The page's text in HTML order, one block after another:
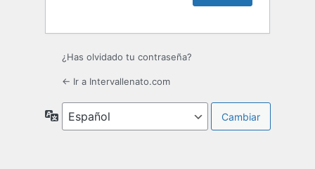
¿Has olvidado tu contraseña?
← Ir a Intervallenato.com
Idioma